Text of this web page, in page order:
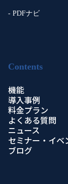
- PDFナビ
Contents
機能
導入事例
料金プラン
よくある質問
ニュース
セミナー・イベ
ブログ